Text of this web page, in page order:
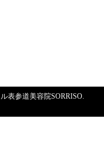
表参道美容院SORRISO.